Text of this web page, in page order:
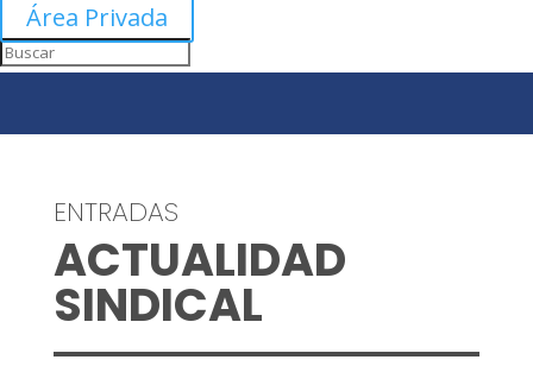
Área Privada
ENTRADAS
ACTUALIDAD
SINDICAL